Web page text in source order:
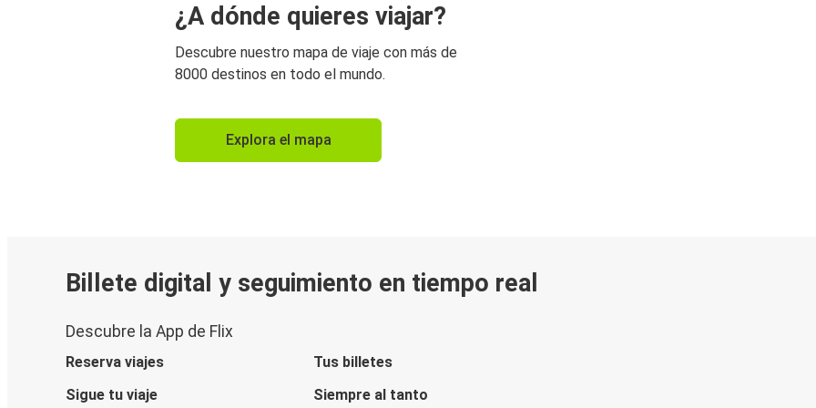
¿A dónde quieres viajar?
Descubre nuestro mapa de viaje con más de
8000 destinos en todo el mundo.
Explora el mapa
Billete digital y seguimiento en tiempo real
Descubre la App de Flix
Reserva viajes
Tus billetes
Sigue tu viaje
Siempre al tanto